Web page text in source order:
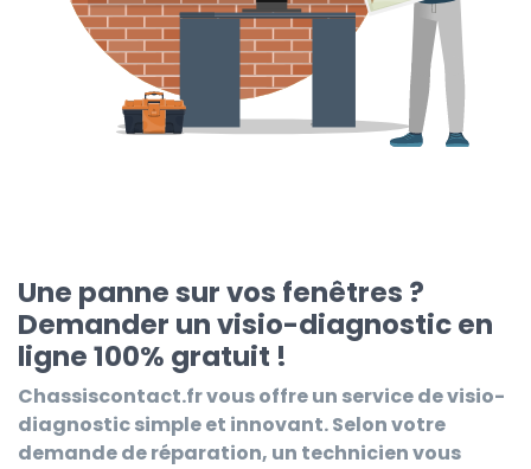
Une panne sur vos fenêtres ?
Demander un visio-diagnostic en
ligne 100% gratuit !
Chassiscontact.frvous offre un service de visio-
diagnostic simple et innovant. Selon votre
demande de réparation, un technicien vous